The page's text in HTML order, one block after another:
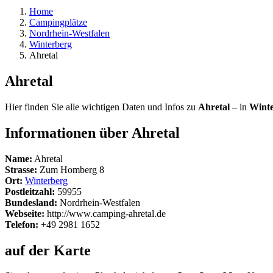
Home
Campingplätze
Nordrhein-Westfalen
Winterberg
Ahretal
Ahretal
Hier finden Sie alle wichtigen Daten und Infos zu Ahretal – in
Informationen über Ahretal
Name: Ahretal
Strasse: Zum Homberg 8
Ort: Winterberg
Postleitzahl: 59955
Bundesland: Nordrhein-Westfalen
Webseite: http://www.camping-ahretal.de
Telefon: +49 2981 1652
auf der Karte